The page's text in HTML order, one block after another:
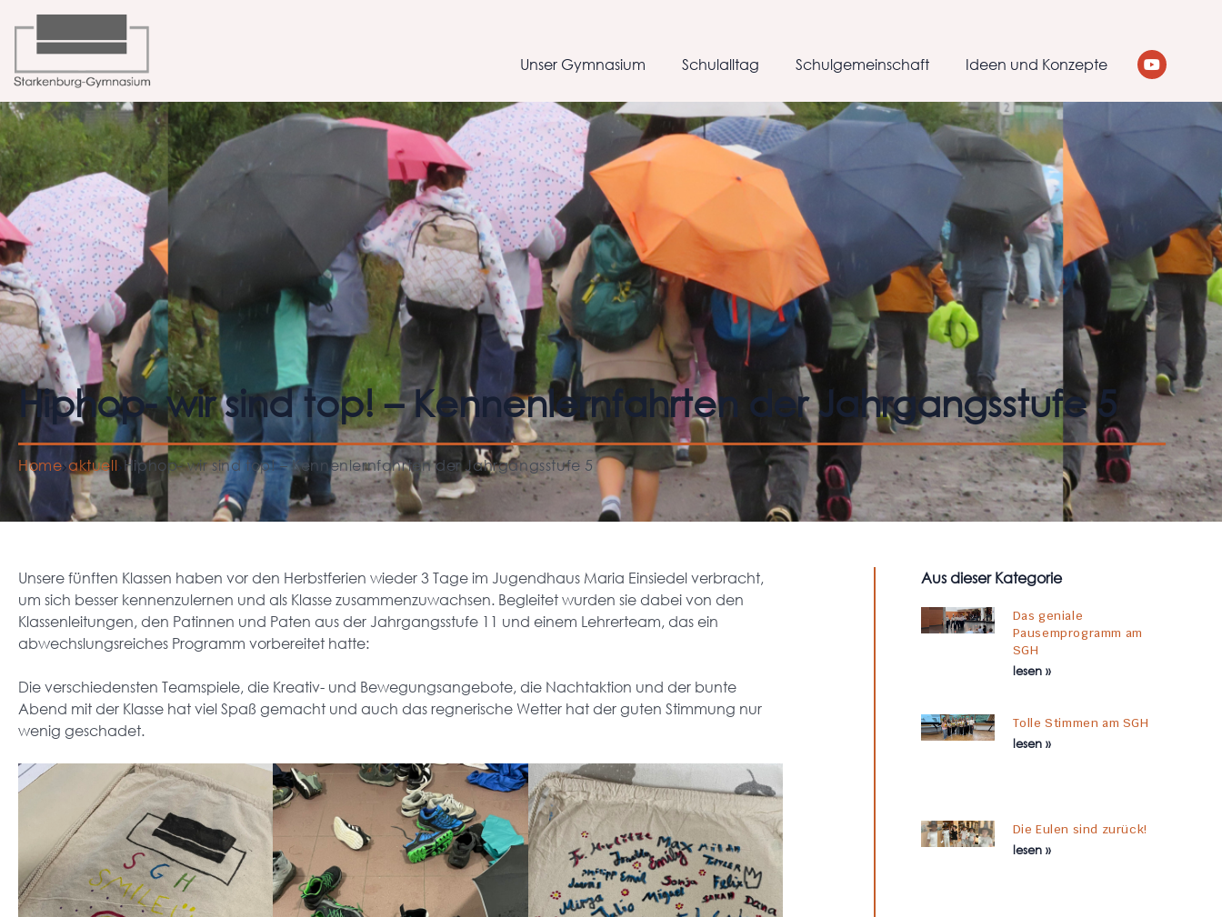
Unser Gymnasium Schulalltag Schulgemeinschaft Ideen und Konzepte
Hiphop- wir sind top! – Kennenlernfahrten der Jahrgangsstufe 5
Home aktuell Hiphop- wir sind top! – Kennenlernfahrten der Jahrgangsstufe 5
Unsere fünften Klassen haben vor den Herbstferien wieder 3 Tage im Jugendhaus Maria Einsiedel verbracht,
um sich besser kennenzulernen und als Klasse zusammenzuwachsen. Begleitet wurden sie dabei von den
Klassenleitungen, den Patinnen und Paten aus der Jahrgangsstufe 11 und einem Lehrerteam, das ein
abwechslungsreiches Programm vorbereitet hatte:
Die verschiedensten Teamspiele, die Kreativ- und Bewegungsangebote, die Nachtaktion und der bunte
Abend mit der Klasse hat viel Spaß gemacht und auch das regnerische Wetter hat der guten Stimmung nur
wenig geschadet.
Aus dieser Kategorie
Das geniale
Pausemprogramm am
SGH
lesen »
Tolle Stimmen am SGH
lesen »
Die Eulen sind zurück!
lesen »